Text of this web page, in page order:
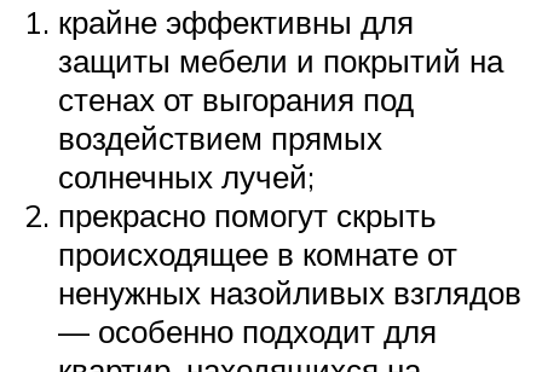
крайне эффективны для
защиты мебели и покрытий на
стенах от выгорания под
воздействием прямых
солнечных лучей;
прекрасно помогут скрыть
происходящее в комнате от
ненужных назойливых взглядов
— особенно подходит для